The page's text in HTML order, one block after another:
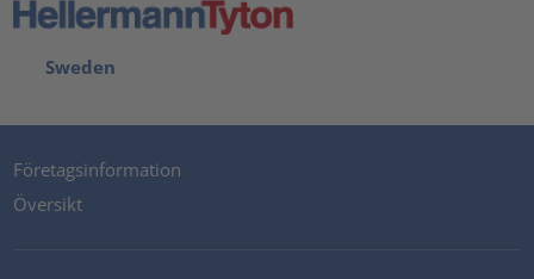
Sweden
Företagsinformation
Översikt